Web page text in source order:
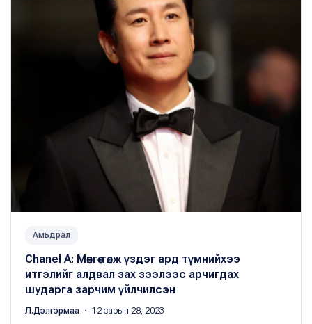
Амьдрал
Chanel A: Мөнгөө төлж үздэг ард түмнийхээ
итгэлийг алдвал зах зээлээс арчигдах
шударга зарчим үйлчилсэн
Л.Дэлгэрмаа ・ 12 сарын 28, 2023